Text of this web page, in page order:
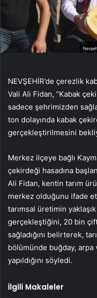
NEVŞEHİR’de çerezlik
Vali Ali Fidan, “Kabak
sadece şehrimizden
ton dolayında kabak
gerçekleştirilmesini
Merkez ilçeye bağlı
çekirdeği hasadına
Ali Fidan, kentin tarım
merkez olduğunu ifade
tarımsal üretimin
gerçekleştiğini, 20 bin
sağladığını belirterek,
bölümünde buğday,
yapıldığını söyledi.
İlgili Makaleler